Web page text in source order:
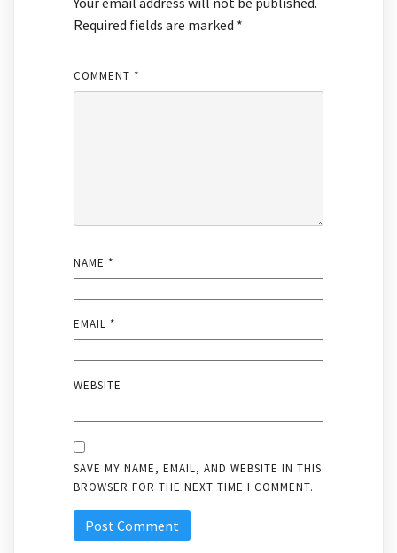
Required fields are marked *
COMMENT *
NAME *
EMAIL *
WEBSITE
SAVE MY NAME, EMAIL, AND WEBSITE IN THIS
BROWSER FOR THE NEXT TIME I COMMENT.